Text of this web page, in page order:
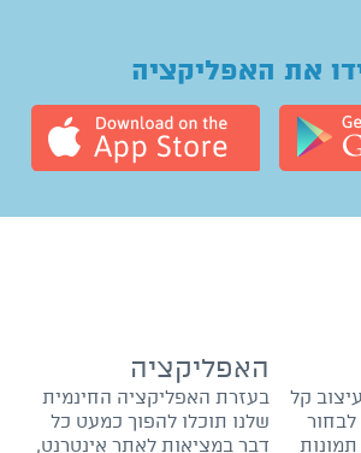
את האפליקציה
קל
האפליקציה
בעזרת האפליקציה החינמית
שלנו תוכלו להפוך כמעט כל
דבר במציאות לאתר אינטרנט,